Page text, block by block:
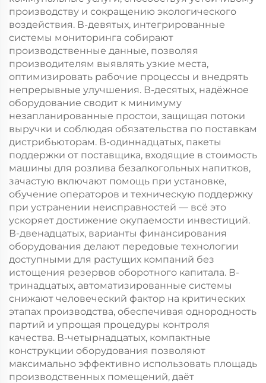
производству и сокращению экологического
воздействия. В-девятых, интегрированные
системы мониторинга собирают
производственные данные, позволяя
производителям выявлять узкие места,
оптимизировать рабочие процессы и внедрять
непрерывные улучшения. В-десятых, надёжное
оборудование сводит к минимуму
незапланированные простои, защищая потоки
выручки и соблюдая обязательства по поставкам
дистрибьюторам. В-одиннадцатых, пакеты
поддержки от поставщика, входящие в стоимость
машины для розлива безалкогольных напитков,
зачастую включают помощь при установке,
обучение операторов и техническую поддержку
при устранении неисправностей — всё это
ускоряет достижение окупаемости инвестиций.
В-двенадцатых, варианты финансирования
оборудования делают передовые технологии
доступными для растущих компаний без
истощения резервов оборотного капитала. В-
тринадцатых, автоматизированные системы
снижают человеческий фактор на критических
этапах производства, обеспечивая однородность
партий и упрощая процедуры контроля
качества. В-четырнадцатых, компактные
конструкции оборудования позволяют
максимально эффективно использовать площадь
производственных помещений, даёт